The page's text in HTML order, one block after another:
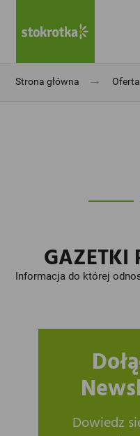
Strona główna → Oferta
GAZETKI
Informacja do której
Dowiedz